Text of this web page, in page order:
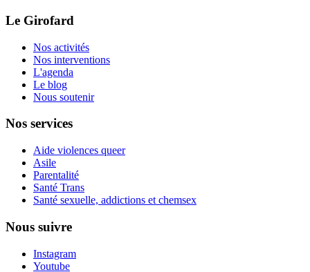
Le Girofard
Nos activités
Nos interventions
L'agenda
Le blog
Nous soutenir
Nos services
Aide violences queer
Asile
Parentalité
Santé Trans
Santé sexuelle, addictions et chemsex
Nous suivre
Instagram
Youtube